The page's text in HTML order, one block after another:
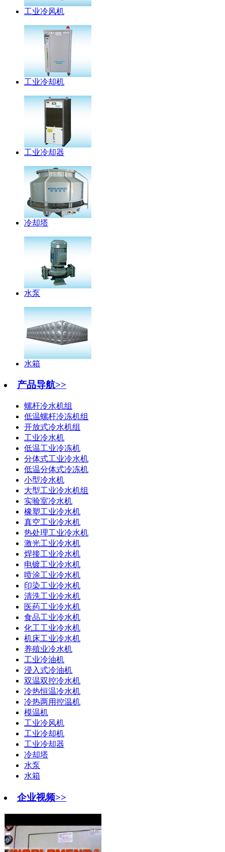
工业冷风机
工业冷却机
工业冷却器
冷却塔
水泵
水箱
产品导航>>
螺杆冷水机组
低温螺杆冷冻机组
开放式冷水机组
工业冷水机
低温工业冷冻机
分体式工业冷水机
低温分体式冷冻机
小型冷水机
大型工业冷水机组
实验室冷水机
橡塑工业冷水机
真空工业冷水机
热处理工业冷水机
激光工业冷水机
焊接工业冷水机
电镀工业冷水机
喷涂工业冷水机
印染工业冷水机
清洗工业冷水机
医药工业冷水机
食品工业冷水机
化工工业冷水机
机床工业冷水机
养殖业冷水机
工业冷油机
浸入式冷油机
双温双控冷水机
冷热恒温冷水机
冷热两用控温机
模温机
工业冷风机
工业冷却机
工业冷却器
冷却塔
水泵
水箱
企业视频>>